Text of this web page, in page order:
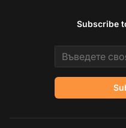
Subscribe
Email address